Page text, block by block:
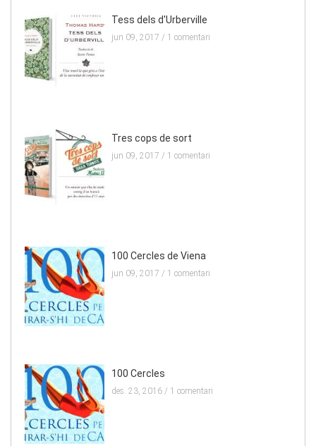
Tess dels d'Urberville
jun 09, 2017 / 1 comentari
Tres cops de sort
jun 09, 2017 / 1 comentari
100 Cercles de Viena
jun 09, 2017 / 1 comentari
100 Cercles
des. 23, 2016 / 1 comentari